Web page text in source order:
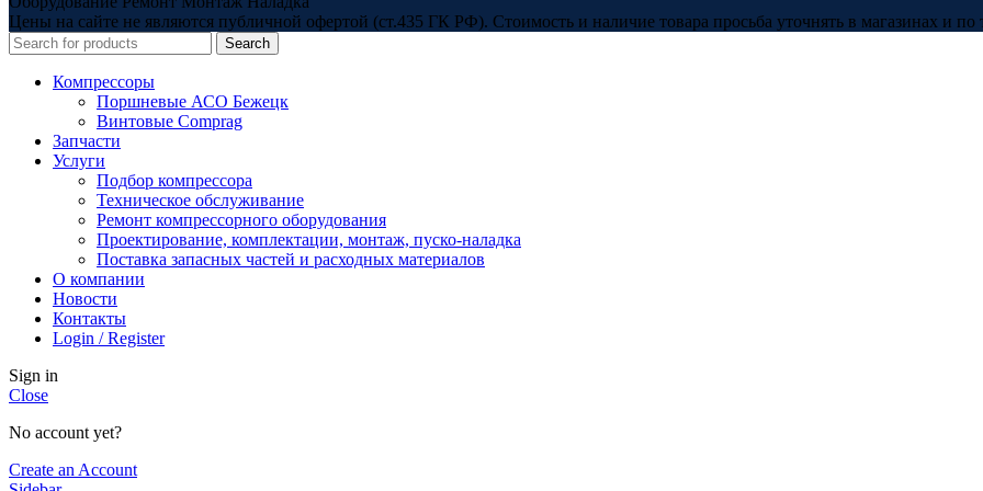
Цены на сайте не являются публичной офертой (ст.435 ГК РФ). Стоимость и наличие товара просьба уточнять в магазинах и по
Search
Компрессоры
Поршневые АСО Бежецк
Винтовые Comprag
Запчасти
Услуги
Подбор компрессора
Техническое обслуживание
Ремонт компрессорного оборудования
Проектирование, комплектации, монтаж, пуско-наладка
Поставка запасных частей и расходных материалов
О компании
Новости
Контакты
Login / Register
Sign in
Close
No account yet?
Create an Account